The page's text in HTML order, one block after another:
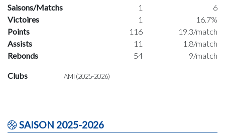
Saisons/Matchs 1
6
Victoires
1
16.7%
Points
116
19.3/match
Assists
11
1.8/match
Rebonds
54 9/match
Clubs AMI (2025-2026)
SAISON 2025-2026